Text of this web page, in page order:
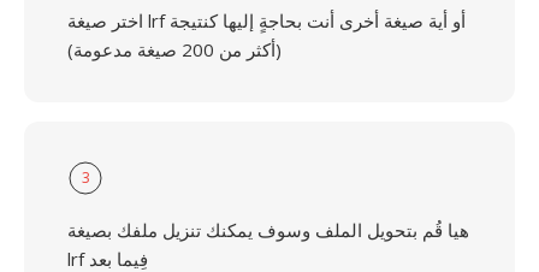
اختر صيغة lrf أو أية صيغة أخرى أنت بحاجةٍ إليها كنتيجة
(أكثر من 200 صيغة مدعومة)
3
هيا قُم بتحويل الملف وسوف يمكنك تنزيل ملفك بصيغة
lrf فِيما بعد